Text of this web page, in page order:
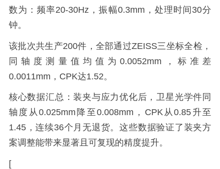
数为：频率20-30Hz，振幅0.3mm，处理时间30分
钟。
该批次共生产200件，全部通过ZEISS三坐标全检，
同轴度测量值均值为0.0052mm，标准差
0.0011mm，CPK达1.52。
核心数据汇总：装夹与应力优化后，卫星光学件同
轴度从0.025mm降至0.008mm，CPK从0.85升至
1.45，连续36个月无退货。这些数据验证了装夹方
案调整能带来显著且可复现的精度提升。
[